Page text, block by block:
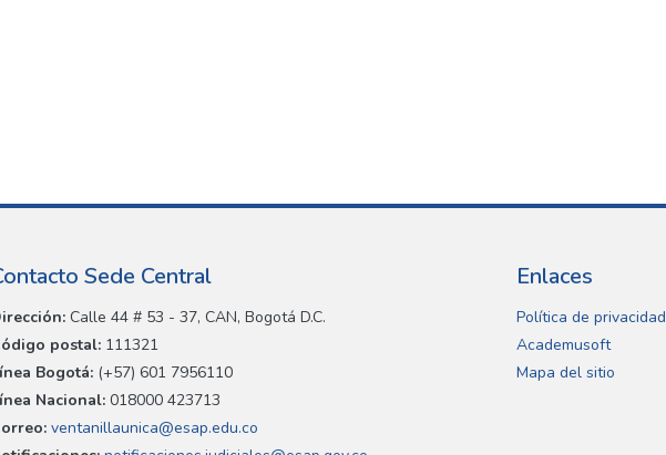
Sede Central
Calle 44 # 53 - 37, CAN, Bogotá D.C.
postal: 111321
Bogotá: (+57) 601 7956110
Nacional: 018000 423713
ventanillaunica@esap.edu.co
Enlaces
Política de privacidad
Academusoft
Mapa del sitio